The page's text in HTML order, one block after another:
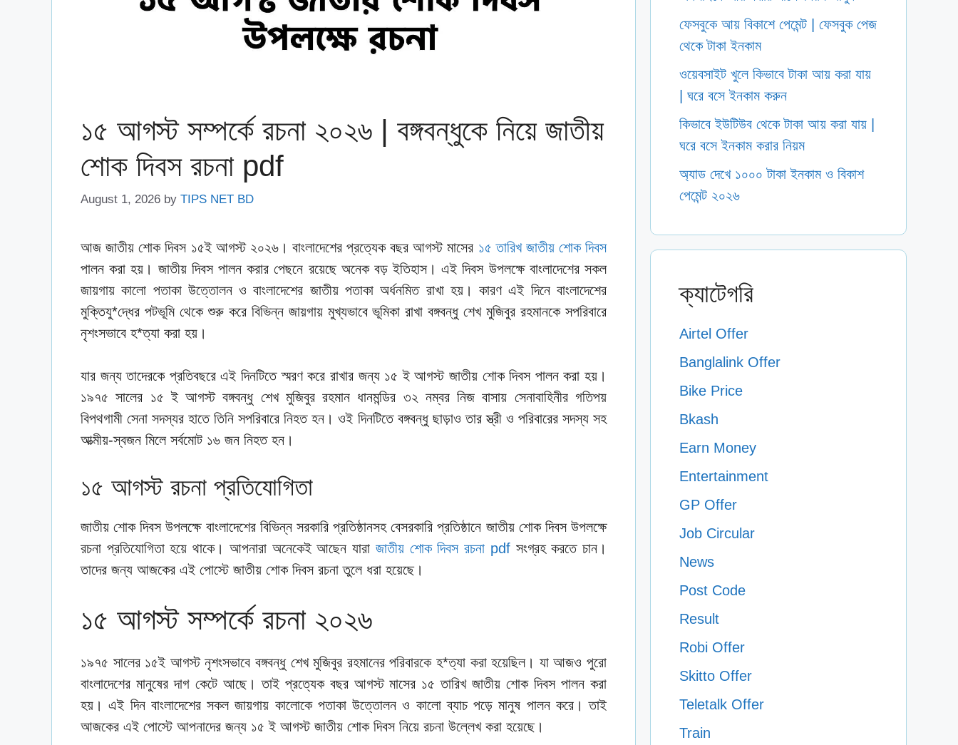
১৫ আগস্ট সম্পর্কে রচনা ২০২৬ | বঙ্গবন্ধুকে নিয়ে জাতীয়
শোক দিবস রচনা pdf
August 1, 2026 by TIPS NET BD
আজ জাতীয় শোক দিবস ১৫ই আগস্ট ২০২৬। বাংলাদেশের প্রত্যেক বছর আগস্ট মাসের ১৫ তারিখ জাতীয় শোক দিবস
পালন করা হয়। জাতীয় দিবস পালন করার পেছনে রয়েছে অনেক বড় ইতিহাস। এই দিবস উপলক্ষে বাংলাদেশের সকল
জায়গায় কালো পতাকা উত্তোলন ও বাংলাদেশের জাতীয় পতাকা অর্ধনমিত রাখা হয়। কারণ এই দিনে বাংলাদেশের
মুক্তিযু*দ্ধের পটভূমি থেকে শুরু করে বিভিন্ন জায়গায় মুখ্যভাবে ভূমিকা রাখা বঙ্গবন্ধু শেখ মুজিবুর রহমানকে সপরিবারে
নৃশংসভাবে হ*ত্যা করা হয়।
যার জন্য তাদেরকে প্রতিবছরে এই দিনটিতে স্মরণ করে রাখার জন্য ১৫ ই আগস্ট জাতীয় শোক দিবস পালন করা হয়।
১৯৭৫ সালের ১৫ ই আগস্ট বঙ্গবন্ধু শেখ মুজিবুর রহমান ধানমন্ডির ৩২ নম্বর নিজ বাসায় সেনাবাহিনীর গতিপয়
বিপথগামী সেনা সদস্যর হাতে তিনি সপরিবারে নিহত হন। ওই দিনটিতে বঙ্গবন্ধু ছাড়াও তার স্ত্রী ও পরিবারের সদস্য সহ
আত্মীয়-স্বজন মিলে সর্বমোট ১৬ জন নিহত হন।
১৫ আগস্ট রচনা প্রতিযোগিতা
জাতীয় শোক দিবস উপলক্ষে বাংলাদেশের বিভিন্ন সরকারি প্রতিষ্ঠানসহ বেসরকারি প্রতিষ্ঠানে জাতীয় শোক দিবস উপলক্ষে
রচনা প্রতিযোগিতা হয়ে থাকে। আপনারা অনেকেই আছেন যারা জাতীয় শোক দিবস রচনা pdfসংগ্রহ করতে চান।
তাদের জন্য আজকের এই পোস্টে জাতীয় শোক দিবস রচনা তুলে ধরা হয়েছে।
১৫ আগস্ট সম্পর্কে রচনা ২০২৬
১৯৭৫ সালের ১৫ই আগস্ট নৃশংসভাবে বঙ্গবন্ধু শেখ মুজিবুর রহমানের পরিবারকে হ*ত্যা করা হয়েছিল। যা আজও পুরো
বাংলাদেশের মানুষের দাগ কেটে আছে। তাই প্রত্যেক বছর আগস্ট মাসের ১৫ তারিখ জাতীয় শোক দিবস পালন করা
হয়। এই দিন বাংলাদেশের সকল জায়গায় কালোকে পতাকা উত্তোলন ও কালো ব্যাচ পড়ে মানুষ পালন করে। তাই
আজকের এই পোস্টে আপনাদের জন্য ১৫ ই আগস্ট জাতীয় শোক দিবস নিয়ে রচনা উল্লেখ করা হয়েছে।
ফেসবুকে আয় বিকাশে পেমেন্ট | ফেসবুক পেজ
থেকে টাকা ইনকাম
ওয়েবসাইট খুলে কিভাবে টাকা আয় করা যায়
| ঘরে বসে ইনকাম করুন
কিভাবে ইউটিউব থেকে টাকা আয় করা যায় |
ঘরে বসে ইনকাম করার নিয়ম
অ্যাড দেখে ১০০০ টাকা ইনকাম ও বিকাশ
পেমেন্ট ২০২৬
ক্যাটেগরি
Airtel Offer
Banglalink Offer
Bike Price
Bkash
Earn Money
Entertainment
GP Offer
Job Circular
News
Post Code
Result
Robi Offer
Skitto Offer
Teletalk Offer
Train